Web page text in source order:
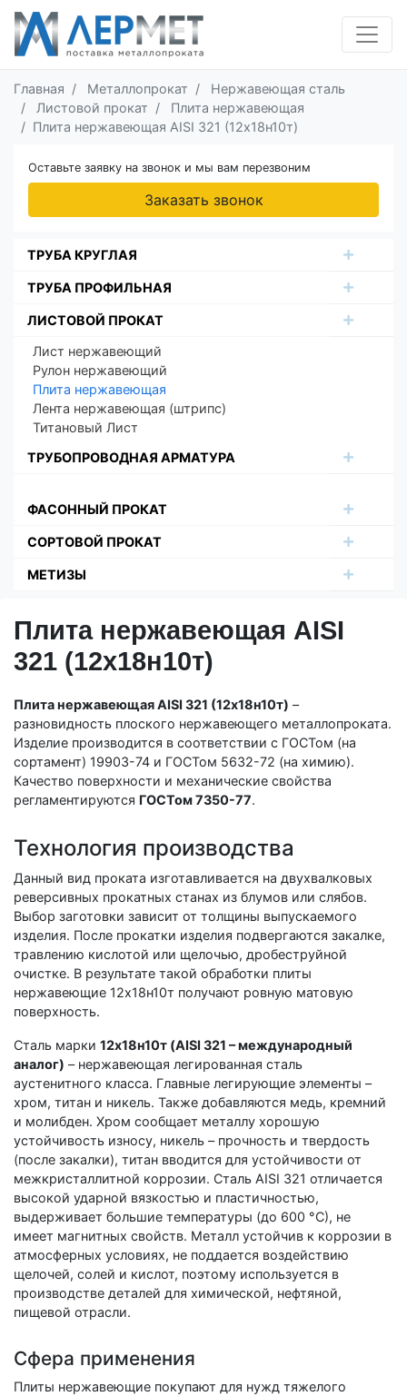
Главная Металлопрокат
Нержавеющая сталь
Листовой прокат
Плита нержавеющая
Плита нержавеющая AISI 321 (12х18н10т)
Оставьте заявку на звонок и мы вам перезвоним
Заказать звонок
ТРУБА КРУГЛАЯ
ТРУБА ПРОФИЛЬНАЯ
ЛИСТОВОЙ ПРОКАТ
Лист нержавеющий
Рулон нержавеющий
Плита нержавеющая
Лента нержавеющая (штрипс)
Титановый Лист
ТРУБОПРОВОДНАЯ АРМАТУРА
ФАСОННЫЙ ПРОКАТ
СОРТОВОЙ ПРОКАТ
МЕТИЗЫ
Плита нержавеющая AISI
321 (12х18н10т)
Плита нержавеющая AISI 321 (12х18н10т) –
разновидность плоского нержавеющего металлопроката.
Изделие производится в соответствии с ГОСТом (на
сортамент) 19903-74 и ГОСТом 5632-72 (на химию).
Качество поверхности и механические свойства
регламентируются ГОСТом 7350-77.
Технология производства
Данный вид проката изготавливается на двухвалковых
реверсивных прокатных станах из блумов или слябов.
Выбор заготовки зависит от толщины выпускаемого
изделия. После прокатки изделия подвергаются закалке,
травлению кислотой или щелочью, дробеструйной
очистке. В результате такой обработки плиты
нержавеющие 12х18н10т получают ровную матовую
поверхность.
Сталь марки 12х18н10т (AISI 321 – международный
аналог) – нержавеющая легированная сталь
аустенитного класса. Главные легирующие элементы –
хром, титан и никель. Также добавляются медь, кремний
и молибден. Хром сообщает металлу хорошую
устойчивость износу, никель – прочность и твердость
(после закалки), титан вводится для устойчивости от
межкристаллитной коррозии. Сталь AISI 321 отличается
высокой ударной вязкостью и пластичностью,
выдерживает большие температуры (до 600 °С), не
имеет магнитных свойств. Металл устойчив к коррозии в
атмосферных условиях, не поддается воздействию
щелочей, солей и кислот, поэтому используется в
производстве деталей для химической, нефтяной,
пищевой отрасли.
Сфера применения
Плиты нержавеющие покупают для нужд тяжелого